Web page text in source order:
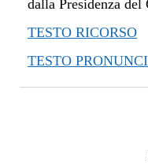
dalla Presidenza
TESTO RICORSO
TESTO